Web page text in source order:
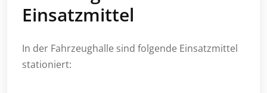
Einsatzmittel
In der Fahrzeughalle sind folgende Einsatzmittel
stationiert: